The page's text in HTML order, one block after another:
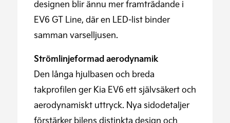
designen blir ännu mer framträdande i
EV6 GT Line, där en LED-list binder
samman varselljusen.
Strömlinjeformad aerodynamik
Den långa hjulbasen och breda
takprofilen ger Kia EV6 ett självsäkert och
aerodynamiskt uttryck. Nya sidodetaljer
förstärker bilens distinkta design och